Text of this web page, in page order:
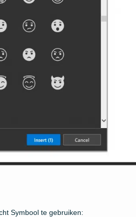
Symbool te gebruiken: